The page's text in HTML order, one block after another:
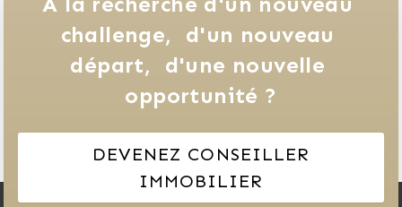
challenge,
d'un nouveau
départ,
d'une nouvelle
opportunité ?
DEVENEZ CONSEILLER
IMMOBILIER